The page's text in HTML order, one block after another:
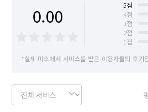
0.00 5점
4점
3점
2점
1점
*실제 미소에서 서비스를 받은 이용자들의 후기